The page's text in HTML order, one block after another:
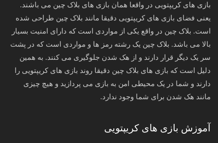
بازی های کریپتویی در واقعا همان بازی های بلاک چین می باشند.
یعنی فضای بازی های کریپتویی دقیقا مانند بلاک چین طراحی شده
است. بلاک چین در واقع یکی از مواردی است که دارای امنیت بسیار
بالا می باشد. بلاک چین یک رشته رمز ها و مواردی است که در پشت
سر یک دیگر قرار دارند و از هک شدن جلوگیری می کنند. به همین
دلیل است که بازی های بلاک چین دقیقا روند بازی های کریپتویی را
دارند و شما در یک محیطی امن به بازی می پردازید و هیچ چیزی
مانند هک شدن برای شما وجود ندارد.
آموزش بازی های کریپتویی